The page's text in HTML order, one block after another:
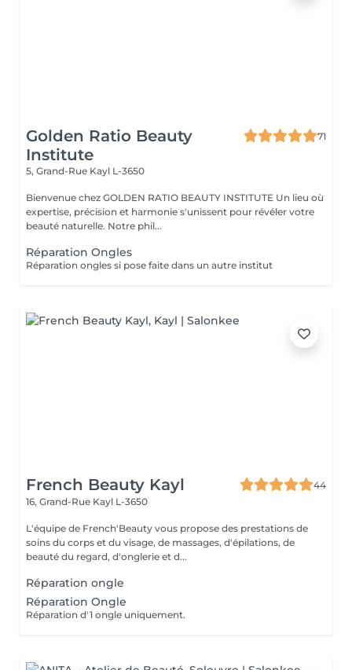
Golden Ratio Beauty
Institute
71
5, Grand-Rue Kayl L-3650
Bienvenue chez GOLDEN RATIO BEAUTY INSTITUTE Un lieu où
expertise, précision et harmonie s'unissent pour révéler votre
beauté naturelle. Notre phil...
Réparation Ongles
Réparation ongles si pose faite dans un autre institut
French Beauty Kayl
44
16, Grand-Rue Kayl L-3650
L'équipe de French'Beauty vous propose des prestations de
soins du corps et du visage, de massages, d'épilations, de
beauté du regard, d'onglerie et d...
Réparation ongle
Réparation Ongle
Réparation d'1 ongle uniquement.